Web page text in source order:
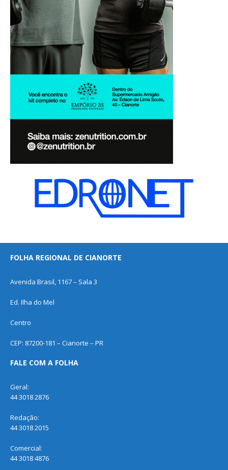
FOLHA REGIONAL DE CIANORTE
Avenida Brasil, 1167 – Sala 3
Ed. Ilha do Mel
Centro
CEP: 87200-181 – Cianorte – PR
FALE COM A FOLHA
Geral:
44 3018 2876
Redação:
44 3018 2015
Comercial:
44 3018 4876